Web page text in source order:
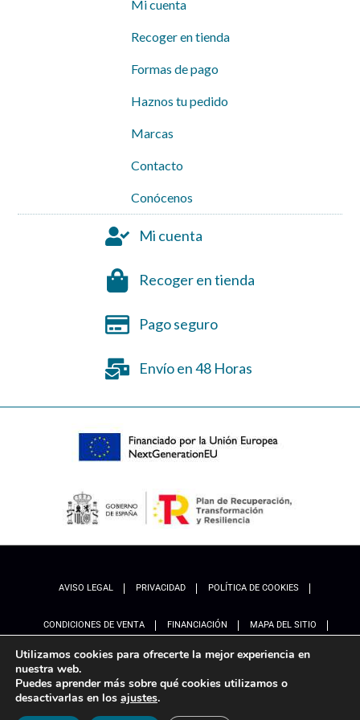
Mi cuenta
Recoger en tienda
Formas de pago
Haznos tu pedido
Marcas
Contacto
Conócenos
Mi cuenta
Recoger en tienda
Pago seguro
Envío en 48 Horas
AVISO LEGAL PRIVACIDAD POLÍTICA DE COOKIES
CONDICIONES DE VENTA FINANCIACIÓN MAPA DEL SITIO
AJUSTES
Utilizamos cookies para ofrecerte la mejor experiencia en
nuestra web.
Puedes aprender más sobre qué cookies utilizamos o
desactivarlas en los ajustes.